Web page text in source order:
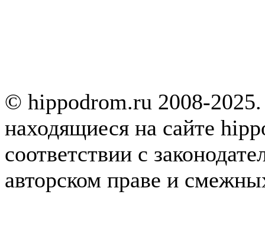
© hippodrom.ru 2008-
находящиеся на сайте
соответствии с
авторском праве и